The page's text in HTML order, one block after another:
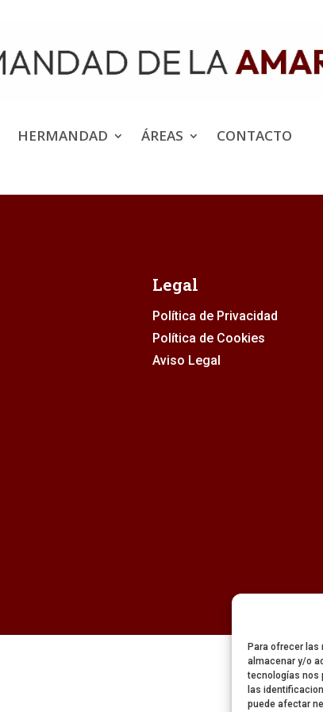
Para ofrecer
almacenar y/o
tecnologías nos
las
puede afectar
HERMANDAD ÁREAS CONTACTO
Legal
Política de Privacidad
Política de Cookies
Aviso Legal